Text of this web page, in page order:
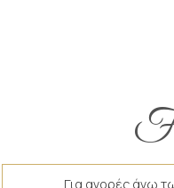
Για αγορές άνω